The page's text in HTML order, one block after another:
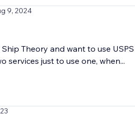
9, 2024
Ship Theory and want to use
services just to use one, when...